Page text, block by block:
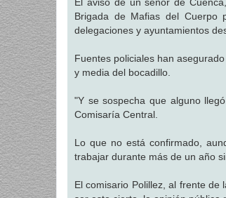
El aviso de un señor de
Brigada de Mafias del Cuerpo
delegaciones y ayuntamientos
Fuentes policiales han
y media del bocadillo.
"Y se sospecha que alguno
Comisaría Central.
Lo que no está confirmado,
trabajar durante más de un año
El comisario Polillez, al frente